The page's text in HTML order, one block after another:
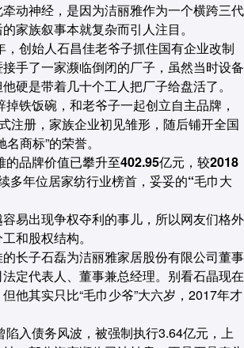
动神经，是因为洁丽雅作为一个横跨三代
家族叙事本就复杂而引人注目。
，创始人石昌佳老爷子抓住国有企业改制
手了一家濒临倒闭的厂子，虽然当时设备
硬是带着几十个工人把厂子给盘活了。
铁饭碗，和老爷子一起创立自主品牌，
注册，家族企业初见雏形，随后铺开全国
商标”的荣誉。
的品牌价值已攀升至402.95亿元，较2018
多年位居家纺行业榜首，妥妥的“毛巾大
易出现争权夺利的事儿，所以网友们格外
和股权结构。
长子石磊为洁丽雅家居股份有限公司董事
定代表人、董事兼总经理。别看石晶现在
他其实只比“毛巾少爷”大六岁，2017年才
陷入债务风波，被强制执行3.64亿元，上